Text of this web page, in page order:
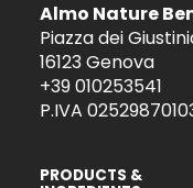
Almo Nature
Piazza dei
16123 Genova
+39 010253541
P.IVA
PRODUCTS &